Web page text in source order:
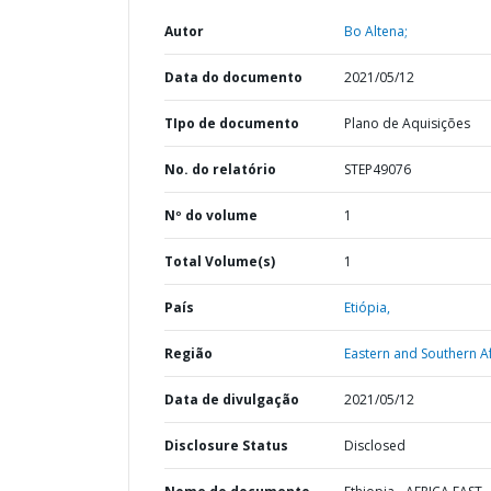
Autor Bo Altena;
Data do documento 2021/05/12
TIpo de documento Plano de Aquisições
No. do relatório STEP49076
Nº do volume 1
Total Volume(s) 1
País Etiópia,
Região Eastern and Southern
Data de divulgação 2021/05/12
Disclosure Status Disclosed